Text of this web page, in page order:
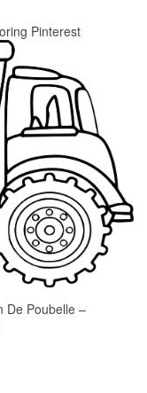
Pinterest
De Poubelle –